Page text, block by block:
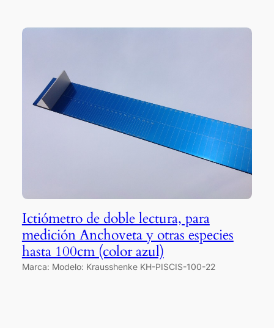
Ictiómetro de doble lectura, para
medición Anchoveta y otras especies
hasta 100cm (color azul)
Marca: Modelo: Krausshenke KH-PISCIS-100-22